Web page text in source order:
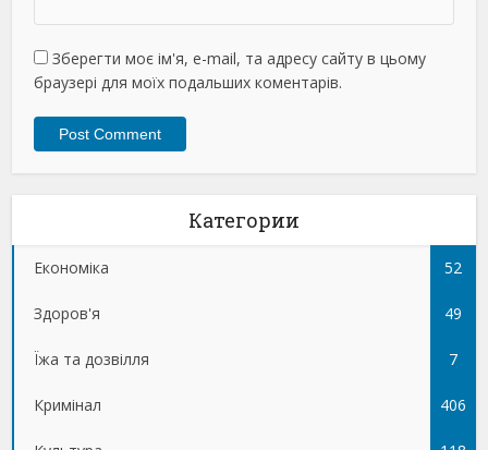
Зберегти моє ім'я, e-mail, та адресу сайту в цьому
браузері для моїх подальших коментарів.
Категории
Економіка 52
Здоров'я 49
Їжа та дозвілля 7
Кримінал 406